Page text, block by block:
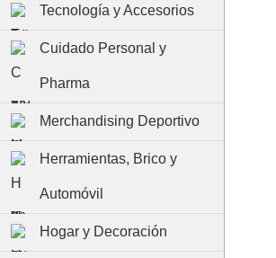
Tecnología y Accesorios
Cuidado Personal y
Pharma
Merchandising Deportivo
Herramientas, Brico y
Automóvil
Hogar y Decoración